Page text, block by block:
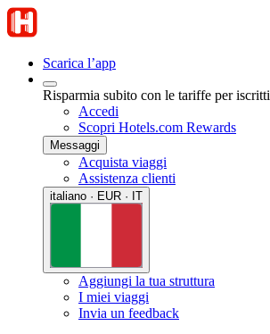
Scarica l’app
Risparmia subito con le tariffe per iscritti
Accedi
Scopri Hotels.com Rewards
Messaggi
Acquista viaggi
Assistenza clienti
italiano · EUR · IT
Aggiungi la tua struttura
I miei viaggi
Invia un feedback